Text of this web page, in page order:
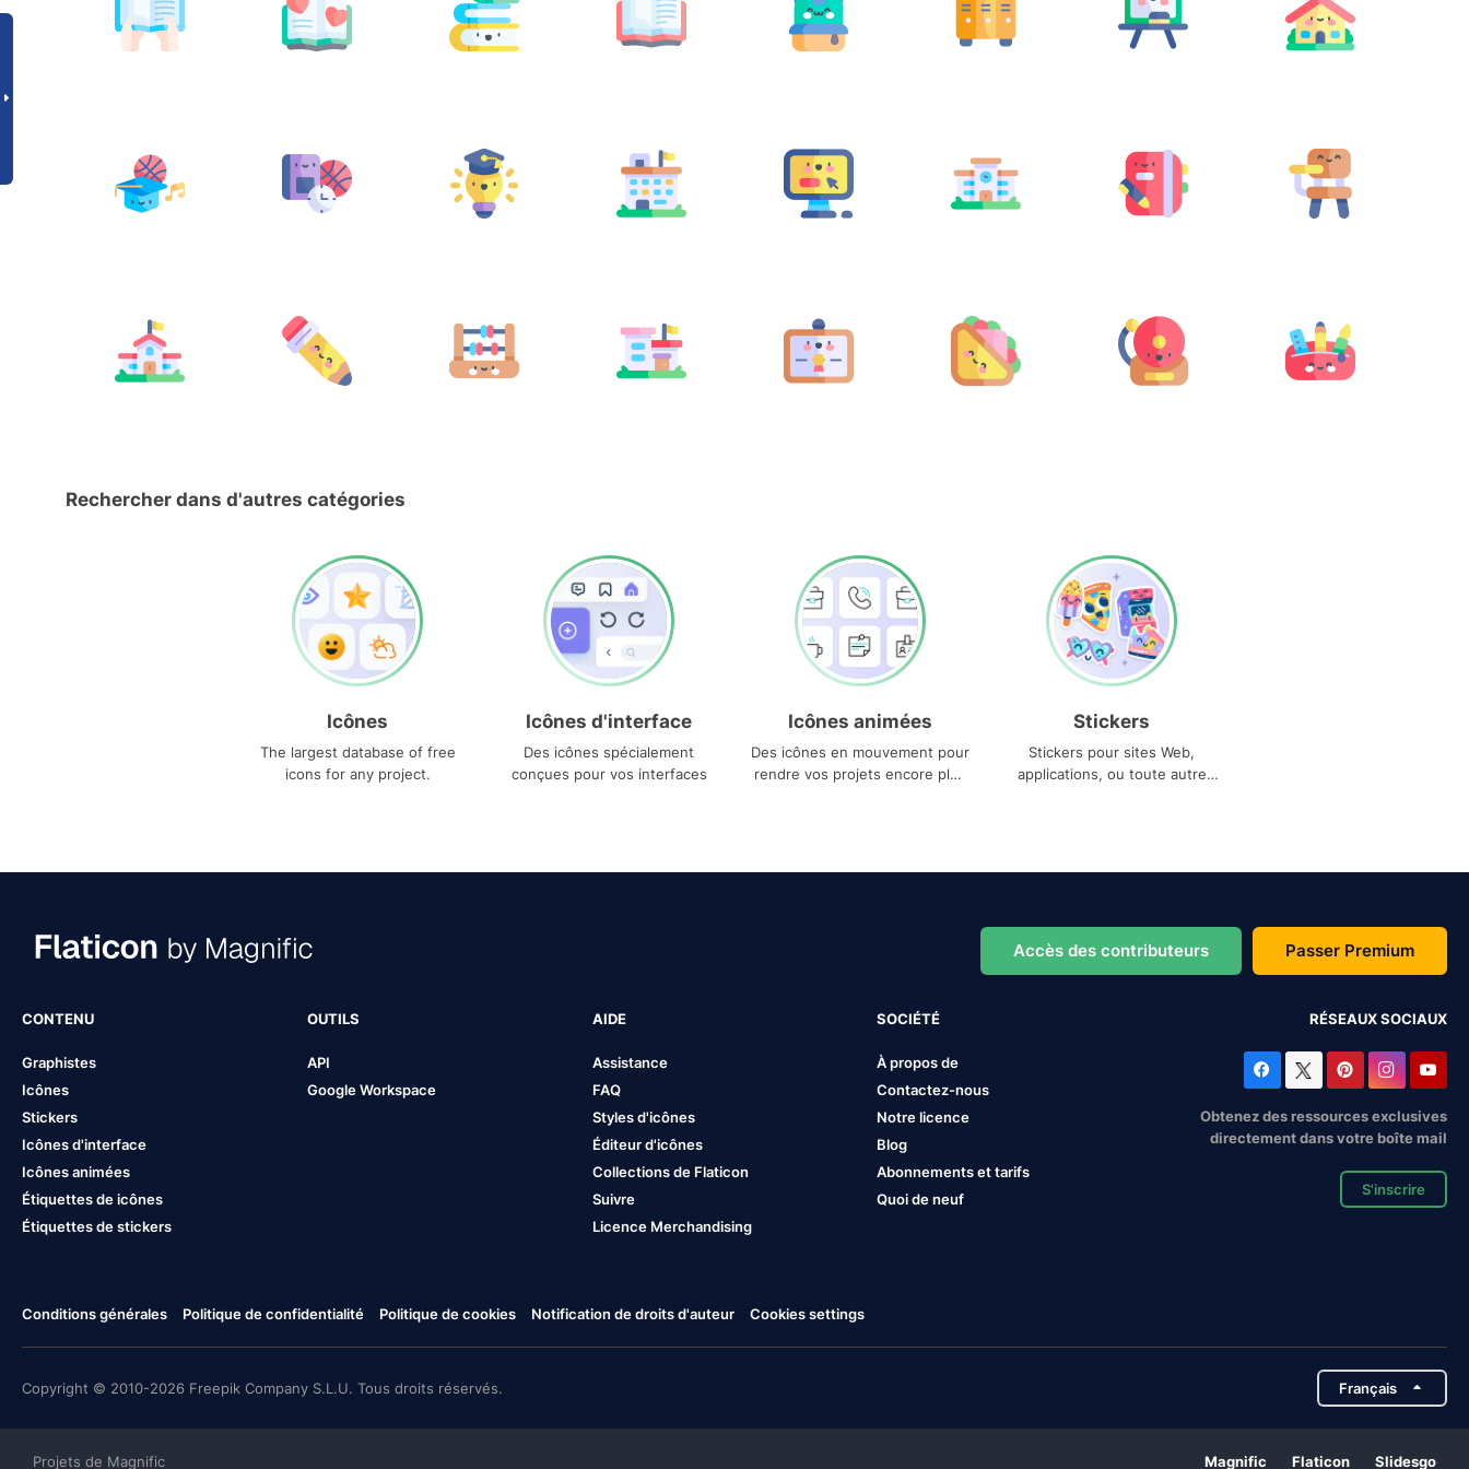
Rechercher dans d'autres catégories
Icônes
The largest database of free
icons for any project.
Icônes d'interface
Des icônes spécialement
conçues pour vos interfaces
Icônes animées
Des icônes en mouvement pour
rendre vos projets encore plus
Stickers
Stickers pour sites Web,
applications, ou toute autre
Accès des contributeurs Passer Premium
CONTENU
Graphistes
Icônes
Stickers
Icônes d'interface
Icônes animées
Étiquettes de icônes
Étiquettes de stickers
OUTILS
API
Google Workspace
AIDE
Assistance
FAQ
Styles d'icônes
Éditeur d'icônes
Collections de Flaticon
Suivre
Licence Merchandising
SOCIÉTÉ
À propos de
Contactez-nous
Notre licence
Blog
Abonnements et tarifs
Quoi de neuf
RÉSEAUX SOCIAUX
Obtenez des ressources exclusives
directement dans votre boîte mail
S'inscrire
Conditions générales Politique de confidentialité Politique de cookies Notification de droits d'auteur Cookies settings
Copyright © 2010-2026 Freepik Company S.L.U. Tous droits réservés. Français
Projets de Magnific Magnific Flaticon Slidesgo